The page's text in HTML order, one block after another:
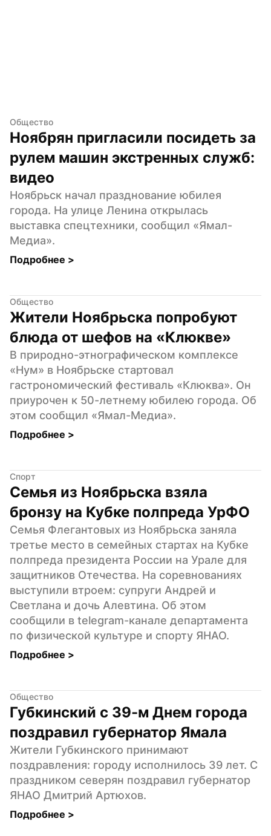
Общество
Ноябрян пригласили посидеть за
рулем машин экстренных служб:
видео
Ноябрьск начал празднование юбилея
города. На улице Ленина открылась
выставка спецтехники, сообщил «Ямал-
Медиа».
Подробнее >
Общество
Жители Ноябрьска попробуют
блюда от шефов на «Клюкве»
В природно-этнографическом комплексе
«Нум» в Ноябрьске стартовал
гастрономический фестиваль «Клюква». Он
приурочен к 50-летнему юбилею города. Об
этом сообщил «Ямал-Медиа».
Подробнее >
Спорт
Семья из Ноябрьска взяла
бронзу на Кубке полпреда УрФО
Семья Флегантовых из Ноябрьска заняла
третье место в семейных стартах на Кубке
полпреда президента России на Урале для
защитников Отечества. На соревнованиях
выступили втроем: супруги Андрей и
Светлана и дочь Алевтина. Об этом
сообщили в telegram-канале департамента
по физической культуре и спорту ЯНАО.
Подробнее >
Общество
Губкинский с 39-м Днем города
поздравил губернатор Ямала
Жители Губкинского принимают
поздравления: городу исполнилось 39 лет. С
праздником северян поздравил губернатор
ЯНАО Дмитрий Артюхов.
Подробнее >